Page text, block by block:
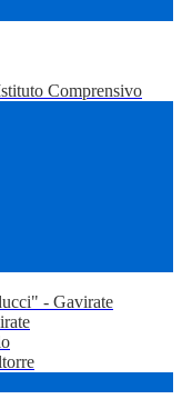
Comprensivo
- Gavirate